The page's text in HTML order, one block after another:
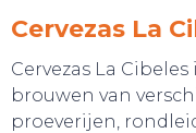
Cervezas La
Cervezas La
brouwen van
proeverijen,